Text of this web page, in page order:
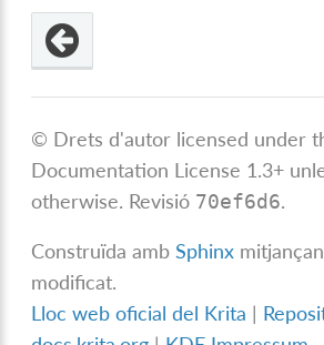
© Drets d'autor licensed under
Documentation License 1.3+
otherwise. Revisió 70ef6d6.
Construïda ambSphinx
modificat.
Lloc web oficial del Krita |